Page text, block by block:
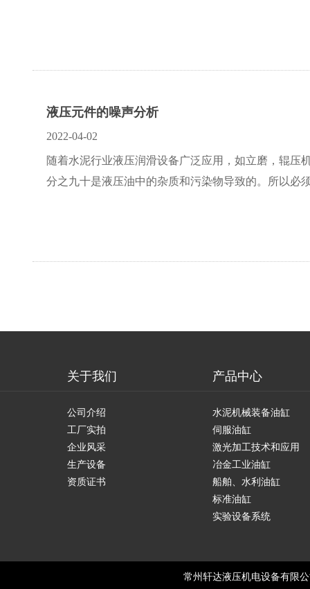
液压元件的噪声分析
2022-04-02
随着水泥行业液压润滑设备广泛应用，如立磨，辊压
分之九十是液压油中的杂质和污染物导致的。所以必
关于我们
公司介绍
工厂实拍
企业风采
生产设备
资质证书
产品中心
水泥机械装备油缸
伺服油缸
激光加工技术和应用
冶金工业油缸
船舶、水利油缸
标准油缸
实验设备系统
常州轩达液压机电设备